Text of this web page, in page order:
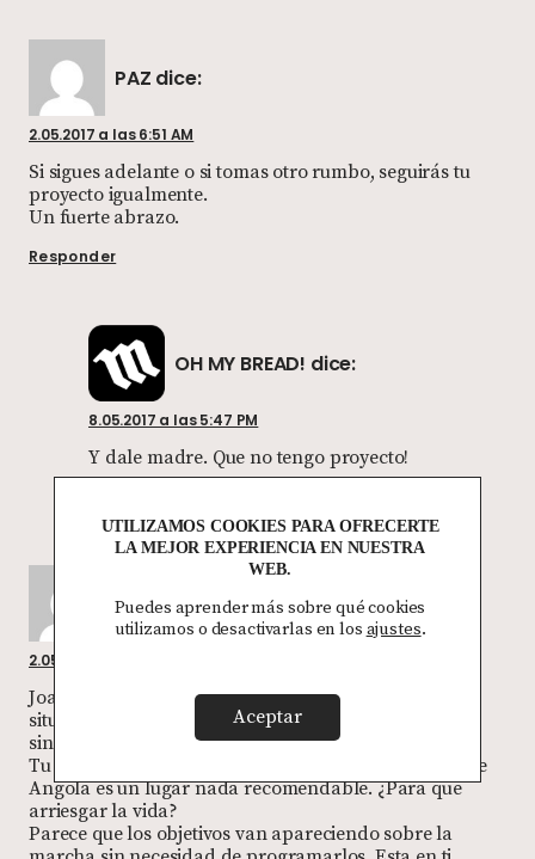
PAZ dice:
2.05.2017 a las 6:51 AM
Si sigues adelante o si tomas otro rumbo, seguirás tu
proyecto igualmente.
Un fuerte abrazo.
Responder
OH MY BREAD! dice:
8.05.2017 a las 5:47 PM
Y dale madre. Que no tengo proyecto!
JORGINAdice:
2.05.2017 a las 7:42 AM
Joaquín , enhorabuena en tu forma de resolver estas
situaciones complicadas y difíciles. Y en tu forma
sincera y auténtica de expresarte.
Tu entorno parece enviarte mensajes claros como que
Angola es un lugar nada recomendable. ¿Para que
arriesgar la vida?
Parece que los objetivos van apareciendo sobre la
UTILIZAMOS COOKIES PARA OFRECERTE
LA MEJOR EXPERIENCIA EN NUESTRA
WEB.
Puedes aprender más sobre qué cookies
utilizamos o desactivarlas en los ajustes.
Aceptar